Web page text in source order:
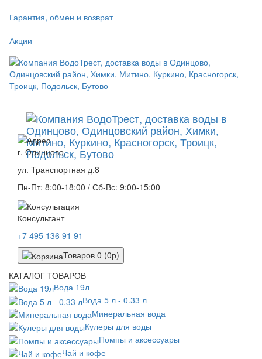
Гарантия, обмен и возврат
Акции
г. Одинцово,
ул. Транспортная д.8
Пн-Пт: 8:00-18:00 / Сб-Вс: 9:00-15:00
Консультант
+7 495 136 91 91
Товаров 0 (0р)
КАТАЛОГ ТОВАРОВ
Вода 19л
Вода 5 л - 0.33 л
Минеральная вода
Кулеры для воды
Помпы и аксессуары
Чай и кофе